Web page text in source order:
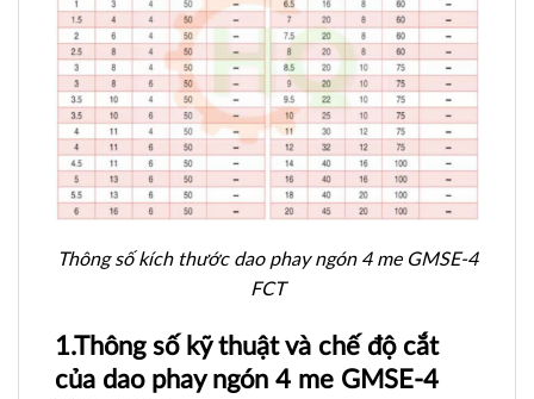
Thông số kích thước dao phay ngón 4 me GMSE-4
FCT
1.Thông số kỹ thuật và chế độ cắt
của dao phay ngón 4 me GMSE-4